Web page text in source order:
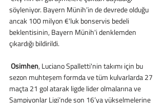
söyleniyor. Bayern Münih’in de devrede olduğu
ancak 100 milyon €'luk bonservis bedeli
beklentisinin, Bayern Münih'i denklemden
çıkardığı bildirildi.
Osimhen, Luciano Spalletti'nin takımı için bu
sezon muhteşem formda ve tüm kulvarlarda 27
maçta 21 gol atarak ligde lider olmalarına ve
Şampiyonlar Ligi’nde son 16’ya yükselmelerine